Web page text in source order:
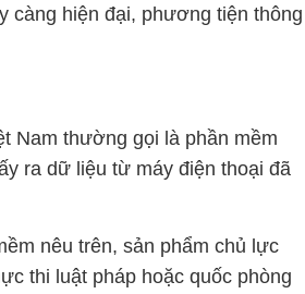
càng hiện đại, phương tiện thông
Nam thường gọi là phần mềm
ra dữ liệu từ máy điện thoại đã
nêu trên, sản phẩm chủ lực
thi luật pháp hoặc quốc phòng